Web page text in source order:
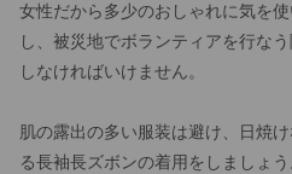
女性だから多少のおしゃれに気を
し、被災地でボランティアを行な
しなければいけません。
肌の露出の多い服装は避け、日焼
る長袖長ズボンの着用をしましょ